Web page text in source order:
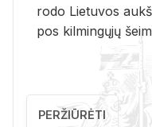
ro­do Lie­tu­vos
pos kil­min­gų­jų
PERŽIŪRĖTI